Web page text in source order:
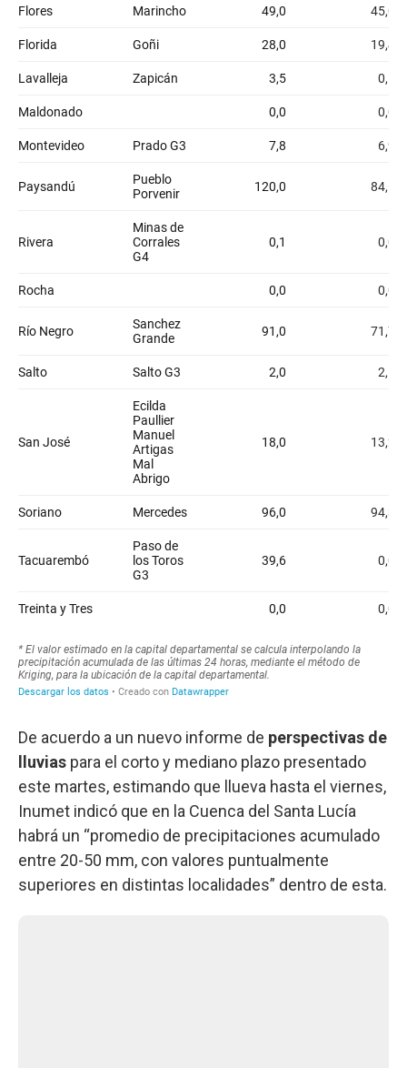
De acuerdo a un nuevo informe de perspectivas de
lluvias para el corto y mediano plazo presentado
este martes, estimando que llueva hasta el viernes,
Inumet indicó que en la Cuenca del Santa Lucía
habrá un “promedio de precipitaciones acumulado
entre 20-50 mm, con valores puntualmente
superiores en distintas localidades” dentro de esta.